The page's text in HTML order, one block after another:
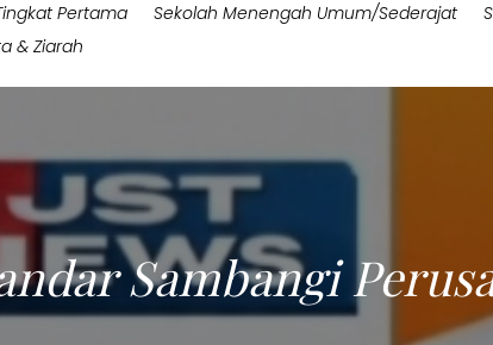
Pertama Sekolah Menengah Umum/Sederajat
& Ziarah
Sambangi